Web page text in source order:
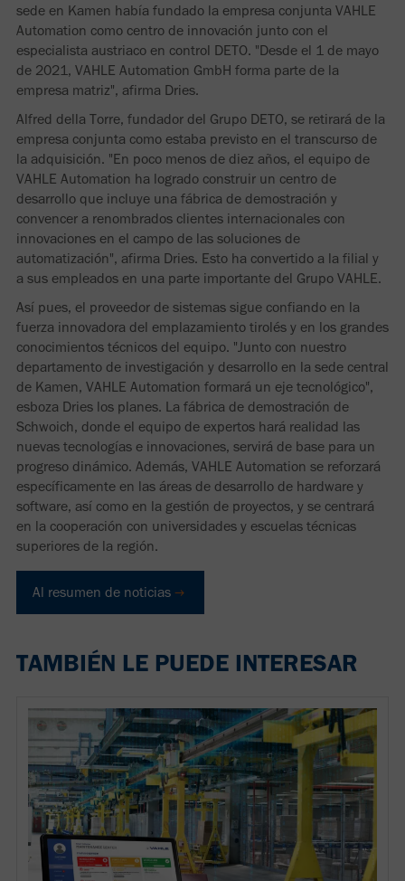
sede en Kamen había fundado la empresa conjunta VAHLE
Automation como centro de innovación junto con el
especialista austriaco en control DETO. "Desde el 1 de mayo
de 2021, VAHLE Automation GmbH forma parte de la
empresa matriz", afirma Dries.
Alfred della Torre, fundador del Grupo DETO, se retirará de la
empresa conjunta como estaba previsto en el transcurso de
la adquisición. "En poco menos de diez años, el equipo de
VAHLE Automation ha logrado construir un centro de
desarrollo que incluye una fábrica de demostración y
convencer a renombrados clientes internacionales con
innovaciones en el campo de las soluciones de
automatización", afirma Dries. Esto ha convertido a la filial y
a sus empleados en una parte importante del Grupo VAHLE.
Así pues, el proveedor de sistemas sigue confiando en la
fuerza innovadora del emplazamiento tirolés y en los grandes
conocimientos técnicos del equipo. "Junto con nuestro
departamento de investigación y desarrollo en la sede central
de Kamen, VAHLE Automation formará un eje tecnológico",
esboza Dries los planes. La fábrica de demostración de
Schwoich, donde el equipo de expertos hará realidad las
nuevas tecnologías e innovaciones, servirá de base para un
progreso dinámico. Además, VAHLE Automation se reforzará
específicamente en las áreas de desarrollo de hardware y
software, así como en la gestión de proyectos, y se centrará
en la cooperación con universidades y escuelas técnicas
superiores de la región.
Al resumen de noticias
TAMBIÉN LE PUEDE INTERESAR